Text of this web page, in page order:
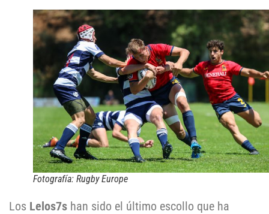
Fotografía: Rugby Europe
Los Lelos7s han sido el último escollo que ha